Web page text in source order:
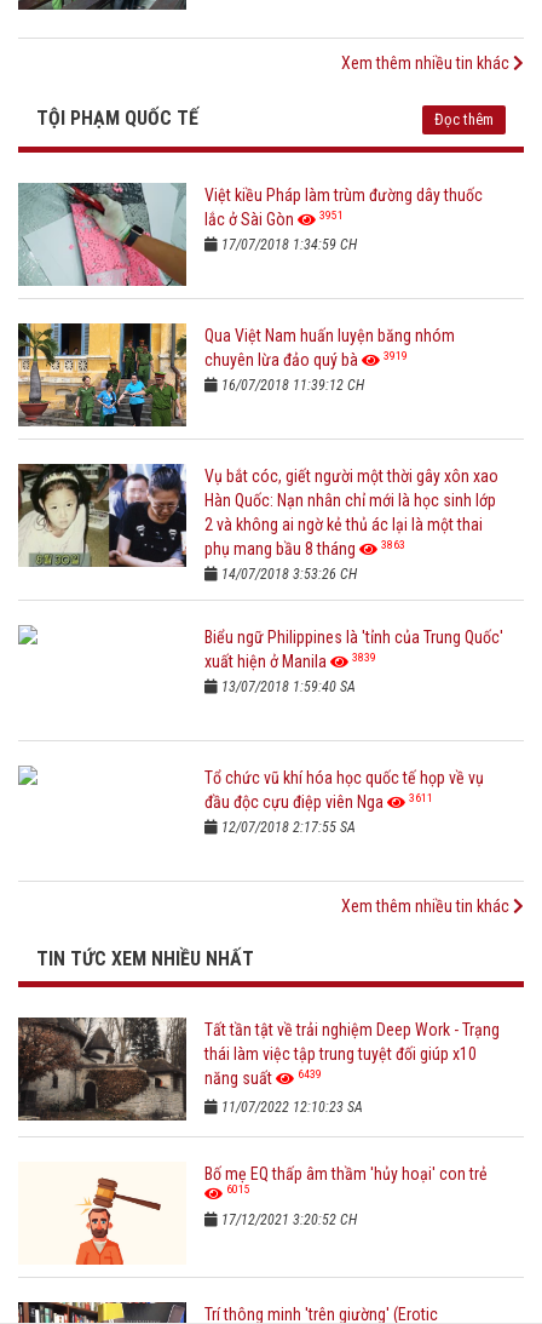
Xem thêm nhiều tin khác
TỘI PHẠM QUỐC TẾ Đọc thêm
Việt kiều Pháp làm trùm đường dây thuốc
lắc ở Sài Gòn
3951
17/07/2018 1:34:59 CH
Qua Việt Nam huấn luyện băng nhóm
chuyên lừa đảo quý bà
3919
16/07/2018 11:39:12 CH
Vụ bắt cóc, giết người một thời gây xôn xao
Hàn Quốc: Nạn nhân chỉ mới là học sinh lớp
2 và không ai ngờ kẻ thủ ác lại là một thai
phụ mang bầu 8 tháng
3863
14/07/2018 3:53:26 CH
Biểu ngữ Philippines là 'tỉnh của Trung Quốc'
xuất hiện ở Manila
3839
13/07/2018 1:59:40 SA
Tổ chức vũ khí hóa học quốc tế họp về vụ
đầu độc cựu điệp viên Nga
3611
12/07/2018 2:17:55 SA
Xem thêm nhiều tin khác
TIN TỨC XEM NHIỀU NHẤT
Tất tần tật về trải nghiệm Deep Work - Trạng
thái làm việc tập trung tuyệt đối giúp x10
năng suất
6439
11/07/2022 12:10:23 SA
Bố mẹ EQ thấp âm thầm 'hủy hoại' con trẻ
6015
17/12/2021 3:20:52 CH
Trí thông minh 'trên giường' (Erotic